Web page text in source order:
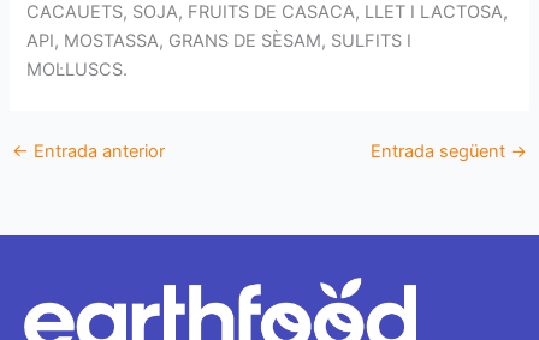
CACAUETS, SOJA, FRUITS DE CASACA, LLET I LACTOSA,
API, MOSTASSA, GRANS DE SÈSAM, SULFITS I
MOL·LUSCS.
← Entrada anterior Entrada següent →